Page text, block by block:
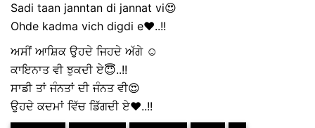
Sadi taan janntan di jannat vi😍
Ohde kadma vich digdi e❤️..!!
ਅਸੀਂ ਆਸ਼ਿਕ ਉਹਦੇ ਜਿਹਦੇ ਅੱਗੇ ☺️
ਕਾਇਨਾਤ ਵੀ ਝੁਕਦੀ ਏ😇..!!
ਸਾਡੀ ਤਾਂ ਜੰਨਤਾਂ ਦੀ ਜੰਨਤ ਵੀ😍
ਉਹਦੇ ਕਦਮਾਂ ਵਿੱਚ ਡਿੱਗਦੀ ਏ❤️..!!